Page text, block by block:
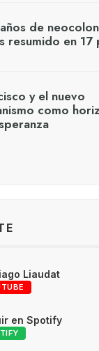
de
resumido en 17
y el nuevo
como
Liaudat
en Spotify